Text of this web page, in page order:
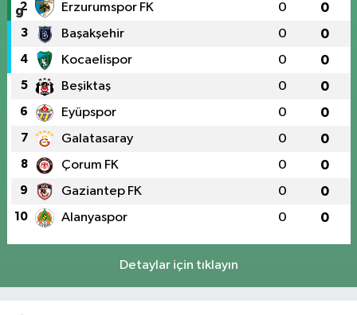
2 Erzurumspor FK 0 0
3 Başakşehir 0 0
4 Kocaelispor 0 0
5 Beşiktaş 0 0
6 Eyüpspor 0 0
7 Galatasaray 0 0
8 Çorum FK 0 0
9 Gaziantep FK 0 0
10 Alanyaspor 0 0
Detaylar için tıklayın